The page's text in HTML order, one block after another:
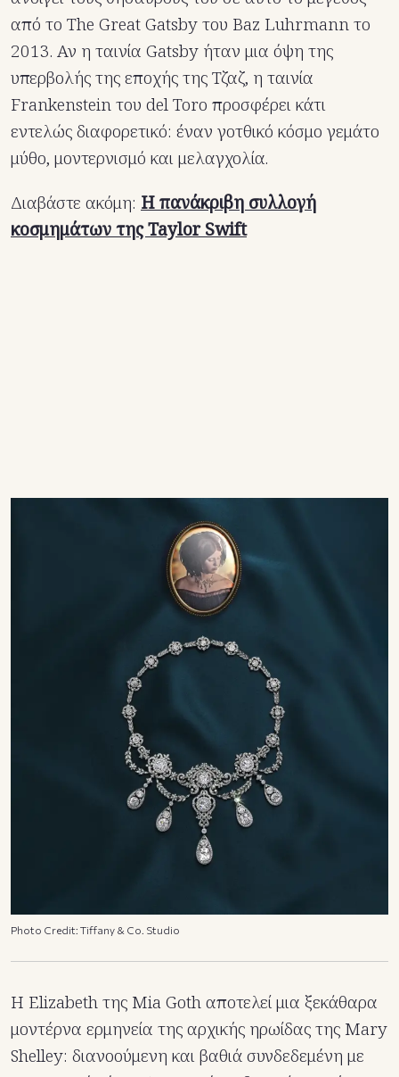
από το The Great Gatsby του Baz Luhrmann το
2013. Αν η ταινία Gatsby ήταν μια όψη της
υπερβολής της εποχής της Τζαζ, η ταινία
Frankenstein του del Toro προσφέρει κάτι
εντελώς διαφορετικό: έναν γοτθικό κόσμο γεμάτο
μύθο, μοντερνισμό και μελαγχολία.
Διαβάστε ακόμη: Η πανάκριβη συλλογή
κοσμημάτων της Taylor Swift
Photo Credit: Tiffany & Co. Studio
Η Elizabeth της Mia Goth αποτελεί μια ξεκάθαρα
μοντέρνα ερμηνεία της αρχικής ηρωίδας της Mary
Shelley: διανοούμενη και βαθιά συνδεδεμένη με